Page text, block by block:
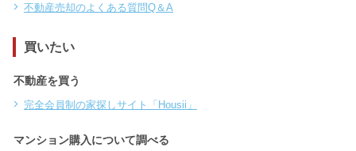
不動産売却のよくある質問Q＆A
買いたい
不動産を買う
完全会員制の家探しサイト「Housii」
マンション購入について調べる